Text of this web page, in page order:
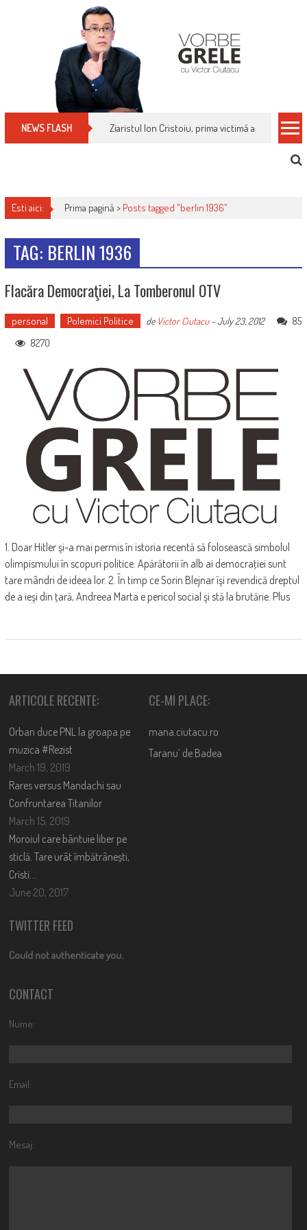
NEWS FLASH Ziaristul Ion Cristoiu, prima victimă a noi
Esti aici: Prima pagină > Posts tagged "berlin 1936"
TAG: BERLIN 1936
Flacăra Democraţiei, La Tomberonul OTV
personal Polemici Politice de Victor Ciutacu-July 23, 2012
85
8270
1. Doar Hitler şi-a mai permis în istoria recentă să folosească simbolul
olimpismului în scopuri politice. Apărătorii în alb ai democraţiei sunt
tare mândri de ideea lor. 2. În timp ce Sorin Blejnar îşi revendică dreptul
de a ieşi din ţară, Andreea Marta e pericol social şi stă la brutărie. Plus
ARTICOLE RECENTE:
Orban duce PNL la groapa pe
muzica #Rezist
March 19, 2019
Rares versus Mandachi sau
Confruntarea Titanilor
March 15, 2019
Moroiul care bântuie liber pe
sticlă. Tare urât îmbătrânești,
Cristi….
June 20, 2017
CE-MI PLACE:
mana.ciutacu.ro
Taranu’ de Badea
TWITTER FEED
Could not authenticate you.
CONTACT
Nume:
Email:
Mesaj: